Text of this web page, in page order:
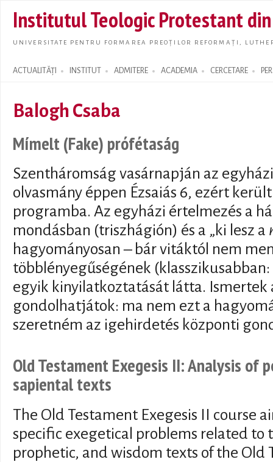
main
Institutul Teologic Protestant
UNIVERSITATE PENTRU FORMAREA PREOȚILOR REFORMAȚI,
ACTUALITĂȚI INSTITUT ADMITERE ACADEMIA CERCETARE
Search form
Balogh Csaba
Mímelt (Fake) prófétaság
Szentháromság vasárnapján az
olvasmány éppen Ézsaiás 6, ezért
programba. Az egyházi értelmezés a
mondásban (triszhágión) és a „ki lesz a
hagyományosan – bár vitáktól nem
többlényegűségének
egyik kinyilatkoztatását látta. Ismertek
gondolhatjátok: ma nem ezt a
szeretném az igehirdetés központi
Old Testament Exegesis II: Analysis of
sapiental texts
The Old Testament Exegesis II course
specific exegetical problems related to
prophetic, and wisdom texts of the Old